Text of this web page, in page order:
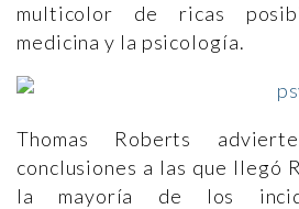
multicolor de ricas
medicina y la psicología.
Thomas Roberts
conclusiones a las que llegó
la mayoría de los